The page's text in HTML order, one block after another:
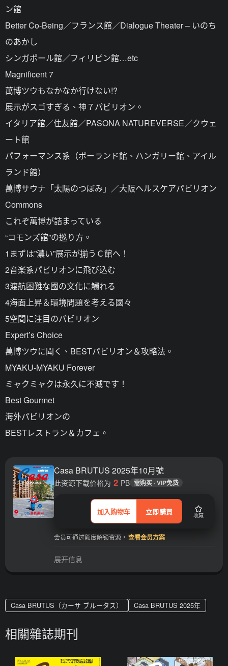
ン館
Better Co-Being／フランス館／Dialogue Theater – いのち
のあかし
シンガポール館／フィリピン館…etc
Magnificent 7
萬博ツウもなかなか行けない!?
展示がスゴすぎる、神７パビリオン。
イタリア館／住友館／PASONA NATUREVERSE／クウェ
ート館
パフォーマンス系（ポーランド館、ハンガリー館、アイル
ランド館）
萬博サウナ「太陽のつぼみ」／大阪ヘルスケアパビリオン
Commons
これぞ萬博が詰まっている
“コモンズ館”の巡り方。
1まずは”濃い”展示が揃うＣ館へ！
2音楽系パビリオンに飛び込む
3渡航困難な國の文化に觸れる
4海面上昇＆環境問題を考える國々
5空間に注目のパビリオン
Expert’s Choice
萬博ツウに聞く、BESTパビリオン＆攻略法。
MYAKU-MYAKU Forever
ミャクミャクは永久に不滅です！
Best Gourmet
海外パビリオンの
BESTレストラン＆カフェ。
Casa BRUTUS 2025年10月號
加入购物车 立即購買 收藏
此资源下载价格为 2 PB 需购买 · VIP免费
会员可通过额度解锁资源， 查看会员方案
展开信息
Casa BRUTUS（カーサ ブルータス） Casa BRUTUS 2025年
相關雜誌期刊